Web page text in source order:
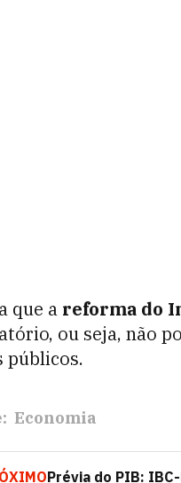
que a reforma do
ou seja, não
públicos.
Economia
Prévia do PIB: